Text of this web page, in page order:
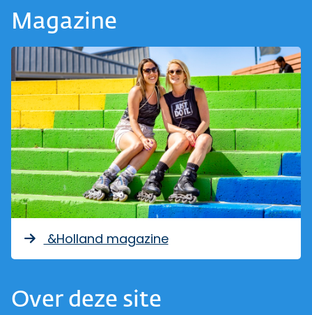
Magazine
&Holland magazine
Over deze site